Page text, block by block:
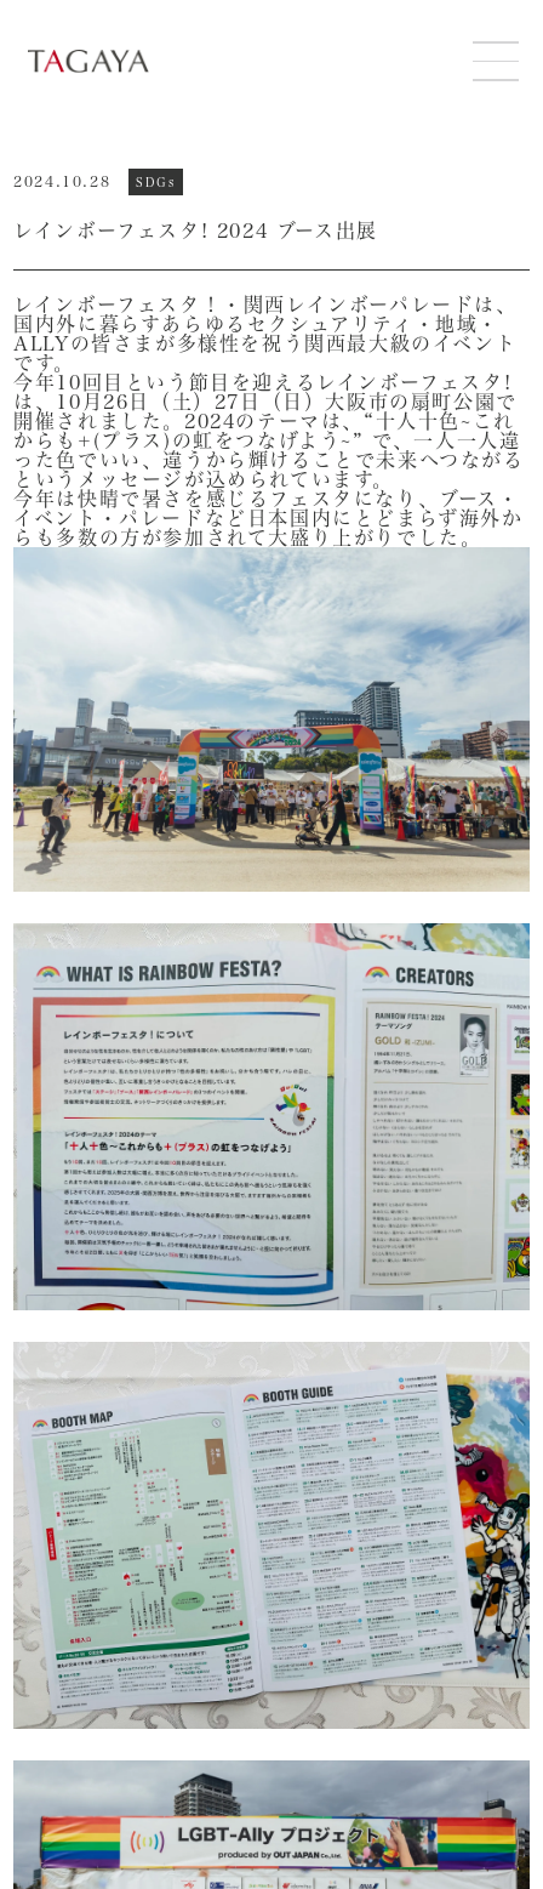
SERVICE
SUSTAINABILITY
NEWS
RECRUIT
CONTACT
2024.10.28 SDGs
レインボーフェスタ! 2024 ブース出展
レインボーフェスタ！・関西レインボーパレードは、
国内外に暮らすあらゆるセクシュアリティ・地域・
ALLYの皆さまが多様性を祝う関西最大級のイベント
です。
今年10回目という節目を迎えるレインボーフェスタ!
は、10月26日（土）27日（日）大阪市の扇町公園で
開催されました。2024のテーマは、“十人十色~これ
からも+(プラス)の虹をつなげよう~” で、一人一人違
った色でいい、違うから輝けることで未来へつながる
というメッセージが込められています。
今年は快晴で暑さを感じるフェスタになり、ブース・
イベント・パレードなど日本国内にとどまらず海外か
らも多数の方が参加されて大盛り上がりでした。